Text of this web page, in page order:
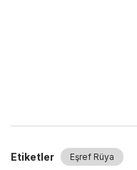
Etiketler Eşref Rüya